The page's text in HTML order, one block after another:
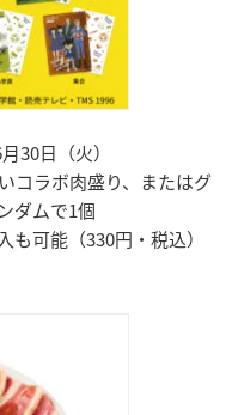
30日（火）
コラボ肉盛り、またはグ
ダムで1個
可能（330円・税込）